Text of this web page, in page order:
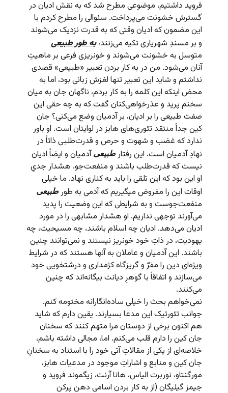
فروید داشتیم، موضوعی مطرح شد که به نقش ادیان در
گسترش خشونت می‌پرداخت. سئوالی را مطرح کردم با
این مضمون که ادیان وقتی که به قدرت نزدیک می‌شوند
و بر مسندِ شهریاری تکیه می‌زنند،به طور طبیعی
متوسل به خشونت می‌شوند و خونریزی فرعی بر ماهیتِ
آنان می‌شود. من در به کار بردن تعبیر «طبیعی» قصدی
نداشتم و شاید این تعبیر تنها لغزش زبانی بود، اما به
محض اینکه این کلمه را به کار بردم، ناگهان جان به میان
سخنم پرید و عذرخواهی‌کنان گفت که به چه حقی این
صفت طبیعی را بر ادیان، بر آدمیان وضع می‌کنی؟ جان
کین جداً منتقد تئوری‌های هابز در لوایتان است. او باور
ندارد که غضب و شهوت و حرص و قدرت‌طلبی ذاتاً در
نهادِ آدمیان است. این رفتارطبیعیآدمیان و ایضاً ادیان
نیست که قدرت‌طلب باشند و منفعت‌جو. هشدار جدیِ
او این بود که این تلقی را باید به کناری نهاد. ما خیلی
اوقات این را مفروض می­گیریم که آدمی به طورطبیعی
منفعت‌جوست و به شرایطی که این وضعیت را پدید
می‌آورند توجهی نداریم. او هشدار مشابهی را در مورد
ادیان می‌دهد. ادیان چه اسلام باشند، چه مسیحیت، چه
یهودیت، در ذاتِ خود خونریز نیستند و نمی‌توانند چنین
باشند. این آدمیان و عاملان به آنها هستند که در شرایط
ویژه‌ای دین را مفرّ و گریزگاه کژمداری و درشتخویی خود
می‌سازند و اتفاقاً با گوهرِ دیانت بیگانه‌اند که چنین
می‌کنند.
نمی‌خواهم بحث را خیلی ساده‌انگارانه مختومه کنم.
جوانب تئورتیک این مدعا بسیارند. یقین دارم که شاید
هم اکنون برخی از دوستان مرا متهم کنند که سخنان
جان کین را دارم قلب می‌کنم. اما، مجالی داشته باشم،
خلاصه‌ای از یکی از مقالاتِ آتی خود را با استناد به سخنانِ
جان کین و منابع و اشاراتِ موجود در مدعیات هابز،
مورگنتاو، نوربرت الیاس، هانا آرنت، زیگموند فروید و
جیمز گیلیگان (از به کار بردن اسامی دهن پرکن